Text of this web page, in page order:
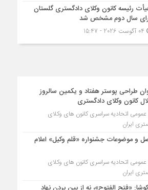
‌رئیسه کانون وکلای دادگستری گلستان
سال دوم مشخص شد
طراحی پوستر هفتاد و یکمین سالروز
کانون وکلای دادگستری
عمومی اتحادیه سراسری کانون های وکلای
ایران
و موضوعات جشنواره «قلم وکیل» اعلام
عمومی اتحادیه سراسری کانون های وکلای
ایران